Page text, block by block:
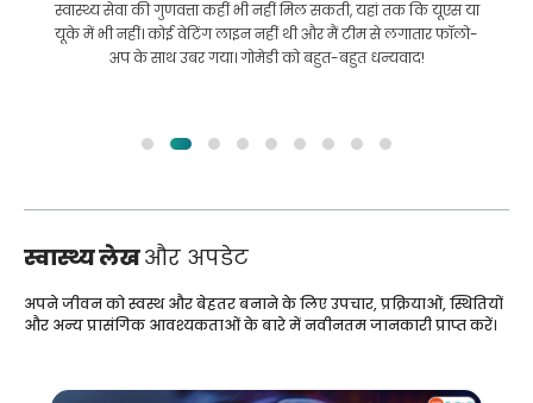
इलाज कराने के लिए बांग्लादेश से भारत की मेरी यात्रा में मेरी मदद की।
हमने GoMedii को चुनने में सही चुनाव किया। वे इलाज के बाद भी हमारे
साथ एक अच्छा रिश्ता रखते हैं
स्वास्थ्य लेखऔर अपडेट
अपने जीवन को स्वस्थ और बेहतर बनाने के लिए उपचार, प्रक्रियाओं, स्थितियों
और अन्य प्रासंगिक आवश्यकताओं के बारे में नवीनतम जानकारी प्राप्त करें।